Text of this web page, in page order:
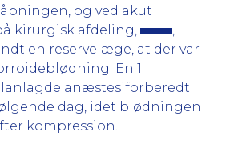
og ved akut
kirurgisk afdeling,
en reservelæge, at der var
En 1.
anæstesiforberedt
dag, idet blødningen
kompression.